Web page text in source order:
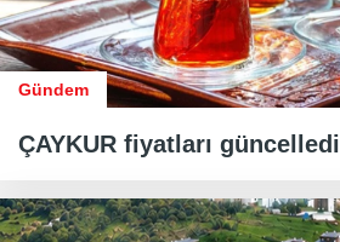
Gündem
ÇAYKUR fiyatları güncelledi